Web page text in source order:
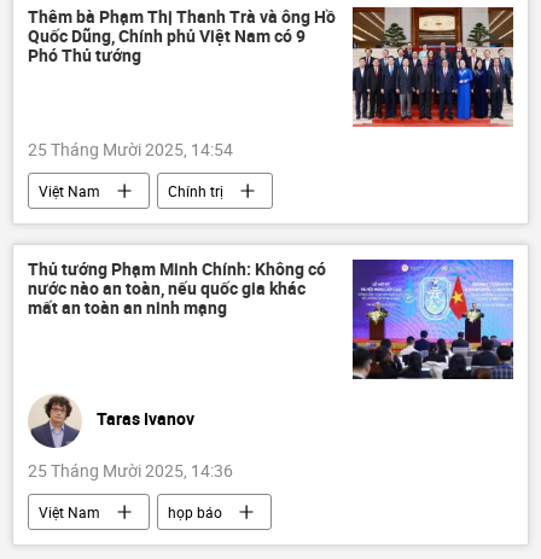
Liên Hợp Quốc
an ninh mạng
Hà Nội
Thêm bà Phạm Thị Thanh Trà và ông Hồ
Quốc Dũng, Chính phủ Việt Nam có 9
Phó Thủ tướng
25 Tháng Mười 2025, 14:54
Việt Nam
Chính trị
Quốc hội Việt Nam
Phạm Minh Chính
Hồ Quốc Dũng
Thủ tướng Phạm Minh Chính: Không có
nước nào an toàn, nếu quốc gia khác
mất an toàn an ninh mạng
Taras Ivanov
25 Tháng Mười 2025, 14:36
Việt Nam
họp báo
Phạm Minh Chính
Liên Hợp Quốc